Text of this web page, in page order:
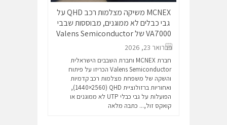
MCNEX משיקה מצלמות רכב QHD על
גבי כבלים לא ממוגנים, מבוססות שבבי
VA7000 של Valens Semiconductor
פברואר 23, 2026
חברת MCNEX וחברת השבבים הישראלית
Valens Semiconductor הכריזו על פיתוח
והשקה של משפחת מצלמות רכב קדמיות
ואחוריות ברזולוציית QHD ‏(2560×1440),
הפועלות על גבי כבלי UTP לא ממוגנים או
קואקס זול,... כתבה מלאה